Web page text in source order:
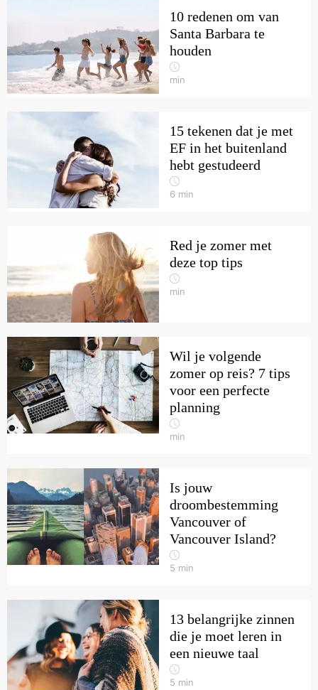
10 redenen om van
Santa Barbara te
houden
min
15 tekenen dat je met
EF in het buitenland
hebt gestudeerd
6 min
Red je zomer met
deze top tips
min
Wil je volgende
zomer op reis? 7 tips
voor een perfecte
planning
min
Is jouw
droombestemming
Vancouver of
Vancouver Island?
5 min
13 belangrijke zinnen
die je moet leren in
een nieuwe taal
5 min